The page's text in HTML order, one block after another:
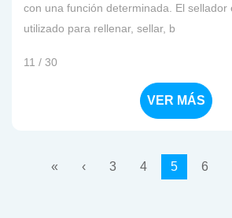
con una función determinada. El sellador
utilizado para rellenar, sellar, b
11 / 30
VER MÁS
« ‹ 3 4 5 6